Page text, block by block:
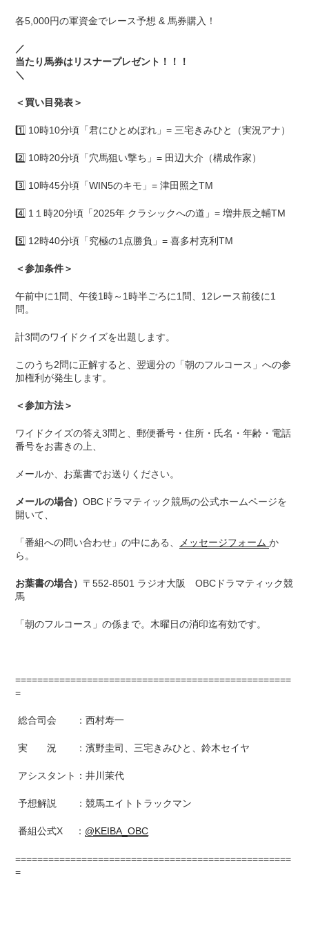
各5,000円の軍資金でレース予想 & 馬券購入！
／
当たり馬券はリスナープレゼント！！！
＼
＜買い目発表＞
1️⃣ 10時10分頃「君にひとめぼれ」= 三宅きみひと（実況アナ）
2️⃣ 10時20分頃「穴馬狙い撃ち」= 田辺大介（構成作家）
3️⃣ 10時45分頃「WIN5のキモ」= 津田照之TM
4️⃣ 1１時20分頃「2025年 クラシックへの道」= 増井辰之輔TM
5️⃣ 12時40分頃「究極の1点勝負」= 喜多村克利TM
＜参加条件＞
午前中に1問、午後1時～1時半ごろに1問、12レース前後に1
問。
計3問のワイドクイズを出題します。
このうち2問に正解すると、翌週分の「朝のフルコース」への参
加権利が発生します。
＜参加方法＞
ワイドクイズの答え3問と、郵便番号・住所・氏名・年齢・電話
番号をお書きの上、
メールか、お葉書でお送りください。
メールの場合）OBCドラマティック競馬の公式ホームページを
開いて、
「番組への問い合わせ」の中にある、 メッセージフォームか
ら。
お葉書の場合） 〒552-8501 ラジオ大阪 OBCドラマティック競
馬
「朝のフルコース」の係まで。木曜日の消印迄有効です。
==================================================
=
総合司会 ：西村寿一
実 況 ：濱野圭司、三宅きみひと、鈴木セイヤ
アシスタント：井川茉代
予想解説 ：競馬エイトトラックマン
番組公式X ： @KEIBA_OBC
==================================================
=